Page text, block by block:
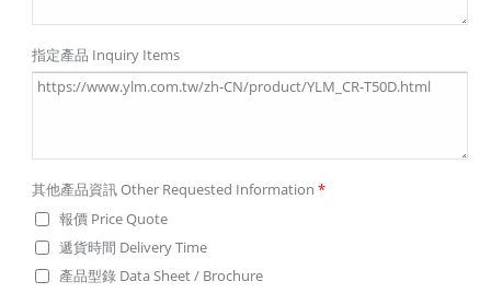
指定產品 Inquiry Items
其他產品資訊 Other Requested Information *
報價 Price Quote
遞貨時間 Delivery Time
產品型錄 Data Sheet / Brochure